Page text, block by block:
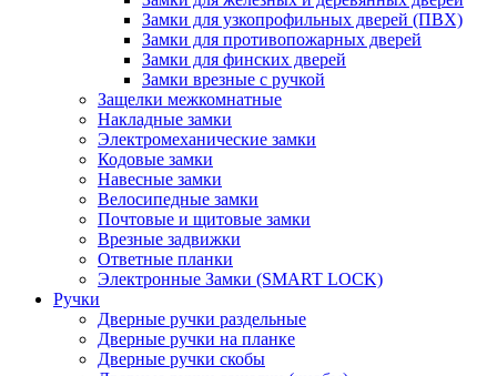
Замки для узкопрофильных дверей (ПВХ)
Замки для противопожарных дверей
Замки для финских дверей
Замки врезные с ручкой
Защелки межкомнатные
Накладные замки
Электромеханические замки
Кодовые замки
Навесные замки
Велосипедные замки
Почтовые и щитовые замки
Врезные задвижки
Ответные планки
Электронные Замки (SMART LOCK)
Ручки
Дверные ручки раздельные
Дверные ручки на планке
Дверные ручки скобы